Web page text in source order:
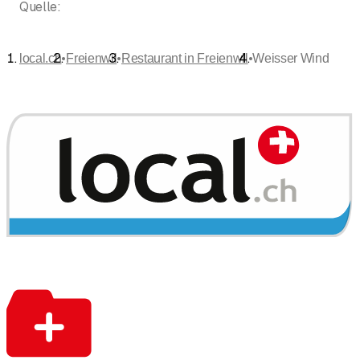
Quelle:
local.ch•Freienwil•Restaurant in Freienwil•Weisser Wind